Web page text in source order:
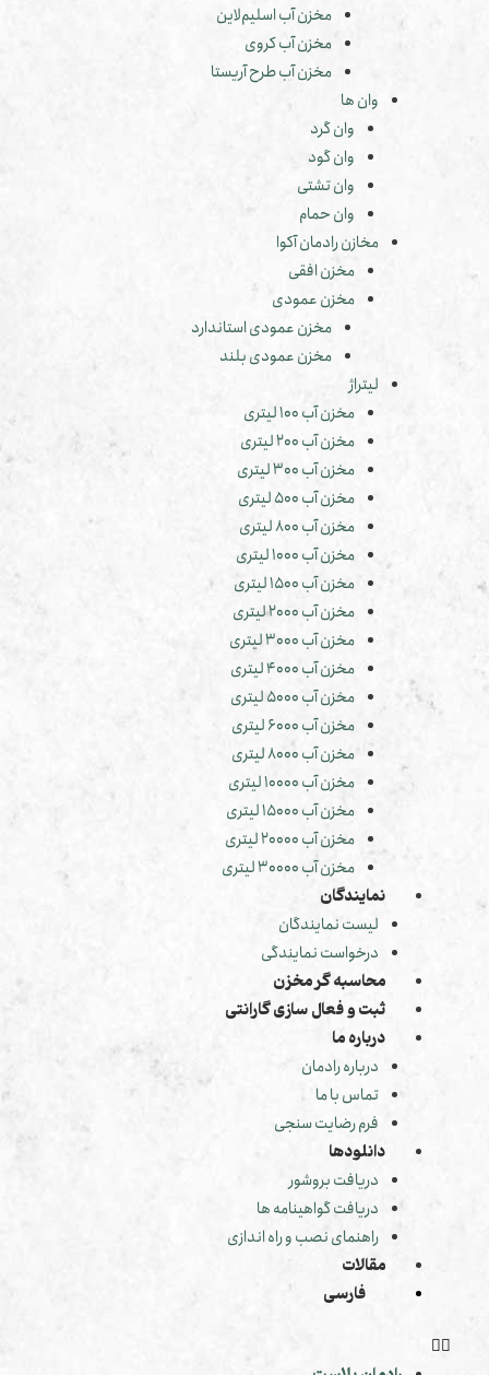
مخزن آب اسلیم‌لاین
مخزن آب کروی
مخزن آب طرح آریستا
وان ها
وان گرد
وان گود
وان تشتی
وان حمام
مخازن رادمان آکوا
مخزن افقی
مخزن عمودی
مخزن عمودی استاندارد
مخزن عمودی بلند
لیتراژ
مخزن آب 100 لیتری
مخزن آب 200 لیتری
مخزن آب 300 لیتری
مخزن آب 500 لیتری
مخزن آب 800 لیتری
مخزن آب 1000 لیتری
مخزن آب 1500 لیتری
مخزن آب 2000 لیتری
مخزن آب 3000 لیتری
مخزن آب 4000 لیتری
مخزن آب 5000 لیتری
مخزن آب 6000 لیتری
مخزن آب 8000 لیتری
مخزن آب 10000 لیتری
مخزن آب 15000 لیتری
مخزن آب 20000 لیتری
مخزن آب 30000 لیتری
نمایندگان
لیست نمایندگان
درخواست نمایندگی
محاسبه گر مخزن
ثبت و فعال سازی گارانتی
درباره ما
درباره رادمان
تماس با ما
فرم رضایت سنجی
دانلودها
دریافت بروشور
دریافت گواهینامه ها
راهنمای نصب و راه اندازی
مقالات